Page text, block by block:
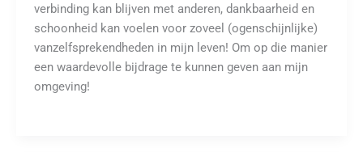
verbinding kan blijven met anderen, dankbaarheid en
schoonheid kan voelen voor zoveel (ogenschijnlijke)
vanzelfsprekendheden in mijn leven! Om op die manier
een waardevolle bijdrage te kunnen geven aan mijn
omgeving!